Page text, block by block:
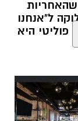
ל"אנחנו
פוליטי היא